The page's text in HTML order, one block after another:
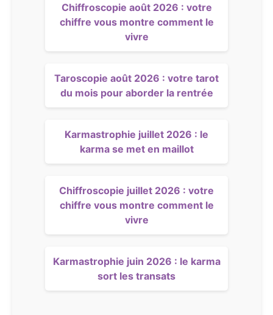
Chiffroscopie août 2026 : votre
chiffre vous montre comment le
vivre
Taroscopie août 2026 : votre tarot
du mois pour aborder la rentrée
Karmastrophie juillet 2026 : le
karma se met en maillot
Chiffroscopie juillet 2026 : votre
chiffre vous montre comment le
vivre
Karmastrophie juin 2026 : le karma
sort les transats